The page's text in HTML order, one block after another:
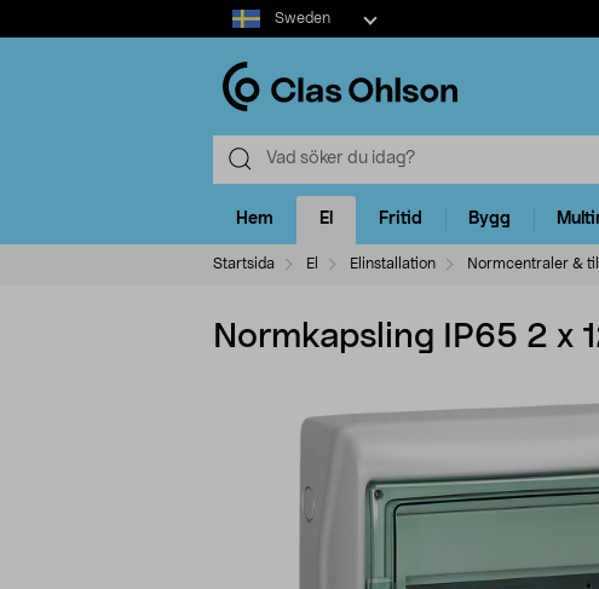
Select
market
Sweden
Hem El Fritid Bygg
Startsida El Elinstallation Normcentraler &
Normkapsling IP65 2 x